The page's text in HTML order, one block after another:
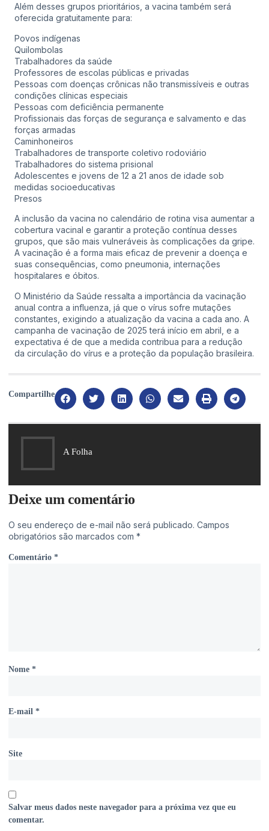
Além desses grupos prioritários, a vacina também será
oferecida gratuitamente para:
Povos indígenas
Quilombolas
Trabalhadores da saúde
Professores de escolas públicas e privadas
Pessoas com doenças crônicas não transmissíveis e outras
condições clínicas especiais
Pessoas com deficiência permanente
Profissionais das forças de segurança e salvamento e das
forças armadas
Caminhoneiros
Trabalhadores de transporte coletivo rodoviário
Trabalhadores do sistema prisional
Adolescentes e jovens de 12 a 21 anos de idade sob
medidas socioeducativas
Presos
A inclusão da vacina no calendário de rotina visa aumentar a
cobertura vacinal e garantir a proteção contínua desses
grupos, que são mais vulneráveis às complicações da gripe.
A vacinação é a forma mais eficaz de prevenir a doença e
suas consequências, como pneumonia, internações
hospitalares e óbitos.
O Ministério da Saúde ressalta a importância da vacinação
anual contra a influenza, já que o vírus sofre mutações
constantes, exigindo a atualização da vacina a cada ano. A
campanha de vacinação de 2025 terá início em abril, e a
expectativa é de que a medida contribua para a redução
da circulação do vírus e a proteção da população brasileira.
Compartilhe
A Folha
Deixe um comentário
O seu endereço de e-mail não será publicado. Campos
obrigatórios são marcados com *
Comentário *
Nome *
E-mail *
Site
Salvar meus dados neste navegador para a próxima vez que eu
comentar.